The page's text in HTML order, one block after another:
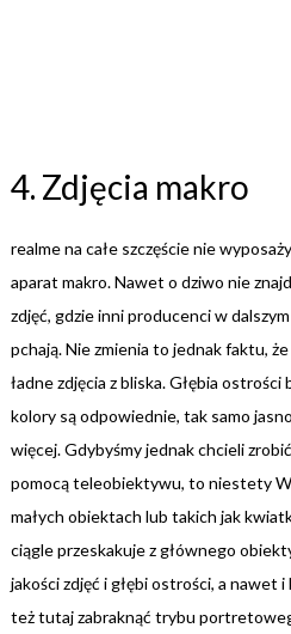
4. Zdjęcia makro
realme na całe szczęście nie
aparat makro. Nawet o dziwo nie
zdjęć, gdzie inni producenci w
pchają. Nie zmienia to jednak faktu,
ładne zdjęcia z bliska. Głębia ostrości
kolory są odpowiednie, tak samo
więcej. Gdybyśmy jednak chcieli
pomocą teleobiektywu, to niestety
małych obiektach lub takich jak
ciągle przeskakuje z głównego
jakości zdjęć i głębi ostrości, a nawet
też tutaj zabraknąć trybu